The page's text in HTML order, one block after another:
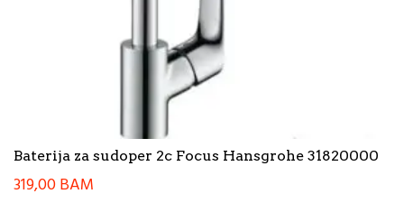
Baterija za sudoper 2c Focus Hansgrohe 31820000
319,00BAM